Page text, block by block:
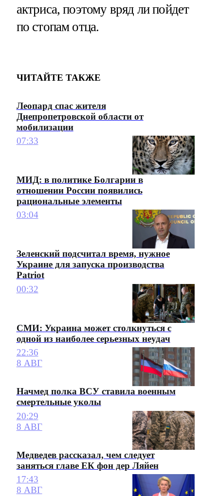
актриса, поэтому вряд ли пойдет
по стопам отца.
ЧИТАЙТЕ ТАКЖЕ
Леопард спас жителя
Днепропетровской области от
мобилизации
07:33
МИД: в политике Болгарии в
отношении России появились
рациональные элементы
03:04
Зеленский подсчитал время, нужное
Украине для запуска производства
Patriot
00:32
СМИ: Украина может столкнуться с
одной из наиболее серьезных неудач
22:36
8 АВГ
Начмед полка ВСУ ставила военным
смертельные уколы
20:29
8 АВГ
Медведев рассказал, чем следует
заняться главе ЕК фон дер Ляйен
17:43
8 АВГ